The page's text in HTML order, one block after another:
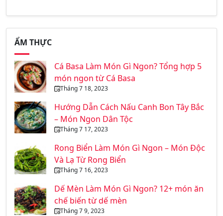
ẨM THỰC
Cá Basa Làm Món Gì Ngon? Tổng hợp 5
món ngon từ Cá Basa
Tháng 7 18, 2023
Hướng Dẫn Cách Nấu Canh Bon Tây Bắc
– Món Ngon Dân Tộc
Tháng 7 17, 2023
Rong Biển Làm Món Gì Ngon – Món Độc
Và Lạ Từ Rong Biển
Tháng 7 16, 2023
Dế Mèn Làm Món Gì Ngon? 12+ món ăn
chế biến từ dế mèn
Tháng 7 9, 2023